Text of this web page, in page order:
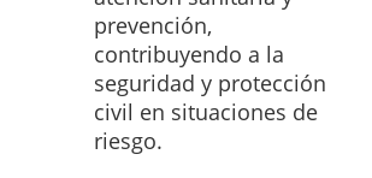
prevención,
contribuyendo a la
seguridad y protección
civil en situaciones de
riesgo.